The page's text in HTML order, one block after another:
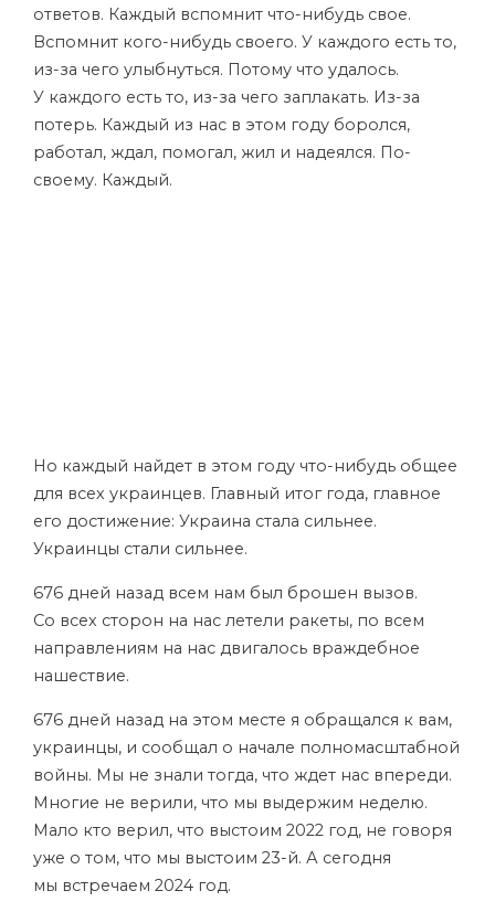
ответов. Каждый вспомнит что-нибудь свое.
Вспомнит кого-нибудь своего. У каждого есть то,
из-за чего улыбнуться. Потому что удалось.
У каждого есть то, из-за чего заплакать. Из-за
потерь. Каждый из нас в этом году боролся,
работал, ждал, помогал, жил и надеялся. По-
своему. Каждый.
Но каждый найдет в этом году что-нибудь общее
для всех украинцев. Главный итог года, главное
его достижение: Украина стала сильнее.
Украинцы стали сильнее.
676 дней назад всем нам был брошен вызов.
Со всех сторон на нас летели ракеты, по всем
направлениям на нас двигалось враждебное
нашествие.
676 дней назад на этом месте я обращался к вам,
украинцы, и сообщал о начале полномасштабной
войны. Мы не знали тогда, что ждет нас впереди.
Многие не верили, что мы выдержим неделю.
Мало кто верил, что выстоим 2022 год, не говоря
уже о том, что мы выстоим 23-й. А сегодня
мы встречаем 2024 год.